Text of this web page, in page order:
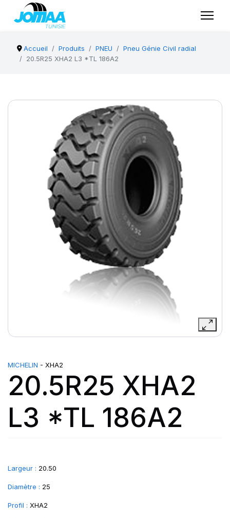
Accueil Produits PNEU
Pneu Génie Civil radial
20.5R25 XHA2 L3 *TL 186A2
MICHELIN - XHA2
20.5R25 XHA2
L3 *TL 186A2
Largeur : 20.50
Diamètre : 25
Profil : XHA2